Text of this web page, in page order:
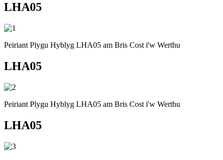
LHA05
Peiriant Plygu Hyblyg LHA05 am Bris Cost i'w Werthu
LHA05
Peiriant Plygu Hyblyg LHA05 am Bris Cost i'w Werthu
LHA05